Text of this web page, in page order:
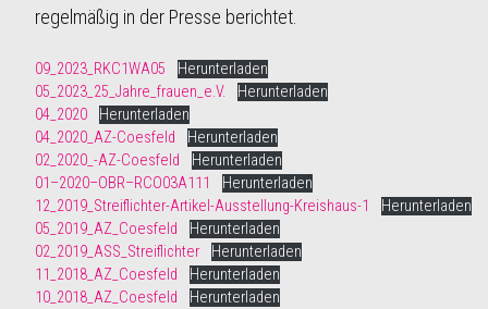
regelmäßig in der Presse berichtet.
09_2023_RKC1WA05
Herunterladen
05_2023_25_Jahre_frauen_e.V.
Herunterladen
04_2020
Herunterladen
04_2020_AZ-Coesfeld
Herunterladen
02_2020_-AZ-Coesfeld
Herunterladen
01–2020–OBR–RCO03A111
Herunterladen
12_2019_Streiflichter-Artikel-Ausstellung-Kreishaus-1
Herunterladen
05_2019_AZ_Coesfeld
Herunterladen
02_2019_ASS_Streiflichter
Herunterladen
11_2018_AZ_Coesfeld
Herunterladen
10_2018_AZ_Coesfeld
Herunterladen